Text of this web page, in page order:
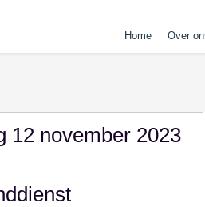
Home Over
12 november 2023